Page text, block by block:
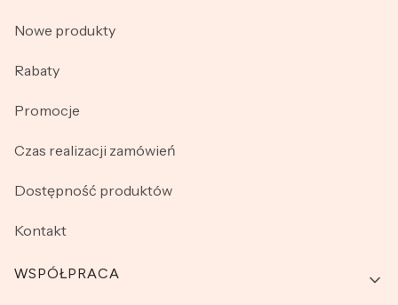
Nowe produkty
Rabaty
Promocje
Czas realizacji zamówień
Dostępność produktów
Kontakt
WSPÓŁPRACA